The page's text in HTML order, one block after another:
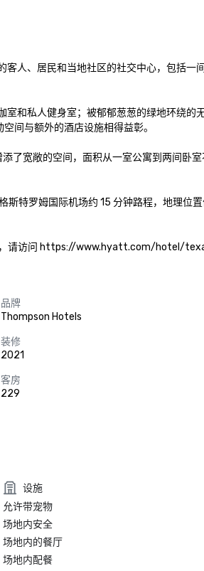
客人、居民和当地社区的社交中心，包括一
和私人健身室；被郁郁葱葱的绿地环绕的
间与额外的酒店设施相得益彰。
了宽敞的空间，面积从一室公寓到两间卧
斯特罗姆国际机场约 15 分钟路程，地理位
，请访问 https://www.hyatt.com/hotel/
品牌
Thompson Hotels
装修
2021
客房
229
设施
允许带宠物
场地内安全
场地内的餐厅
场地内配餐